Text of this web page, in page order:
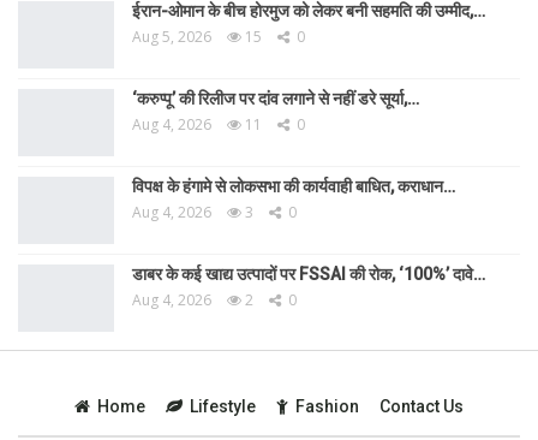
ईरान-ओमान के बीच होरमुज को लेकर बनी सहमति की उम्मीद,…
Aug 5, 2026 15 0
‘करुप्पू’ की रिलीज पर दांव लगाने से नहीं डरे सूर्या,…
Aug 4, 2026 11 0
विपक्ष के हंगामे से लोकसभा की कार्यवाही बाधित, कराधान…
Aug 4, 2026 3 0
डाबर के कई खाद्य उत्पादों पर FSSAI की रोक, ‘100%’ दावे…
Aug 4, 2026 2 0
Home Lifestyle Fashion Contact Us